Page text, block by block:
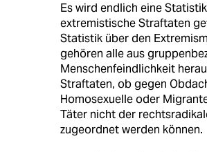
Es wird endlich eine
extremistische Straftaten
Statistik über den
gehören alle aus
Menschenfeindlichkeit
Straftaten, ob gegen
Homosexuelle oder
Täter nicht der
zugeordnet werden können.